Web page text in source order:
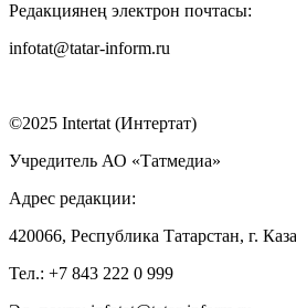
Редакциянең электрон почтасы:
infotat@tatar-inform.ru
©2025 Intertat (Интертат)
Учредитель АО «Татмедиа»
Адрес редакции:
420066, Республика Татарстан, г.
Тел.: +7 843 222 0 999